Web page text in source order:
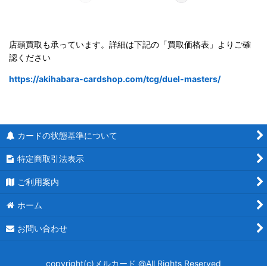
店頭買取も承っています。詳細は下記の「買取価格表」よりご確
認ください
https://akihabara-cardshop.com/tcg/duel-masters/
カードの状態基準について
特定商取引法表示
ご利用案内
ホーム
お問い合わせ
copyright(c)メルカード @All Rights Reserved